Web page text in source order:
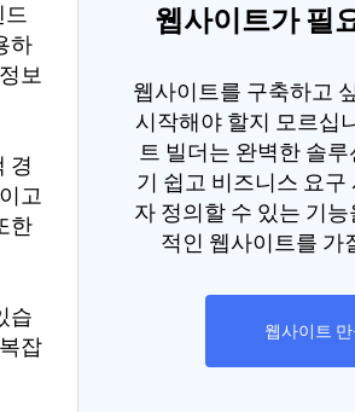
드
하
보
경
고
한
습
잡
웹사이트가 필
웹사이트를 구축하고
시작해야 할지 모르십
트 빌더는 완벽한 솔
기 쉽고 비즈니스 요구
자 정의할 수 있는 기
적인 웹사이트를 가
웹사이트 만